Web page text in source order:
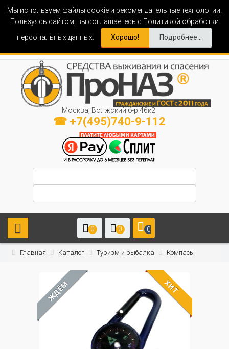
Мы используем файлы cookie и рекомендательные технологии.
Пользуясь сайтом, вы соглашаетесь с Политикой обработки
персональных данных.
Хорошо! Подробнее...
Москва, Волжский б-р 46к2
☎ +7(495)740-9-112
0 0 0
Главная Каталог Туризм и рыбалка Компасы
ЖДЁМ ХИТ